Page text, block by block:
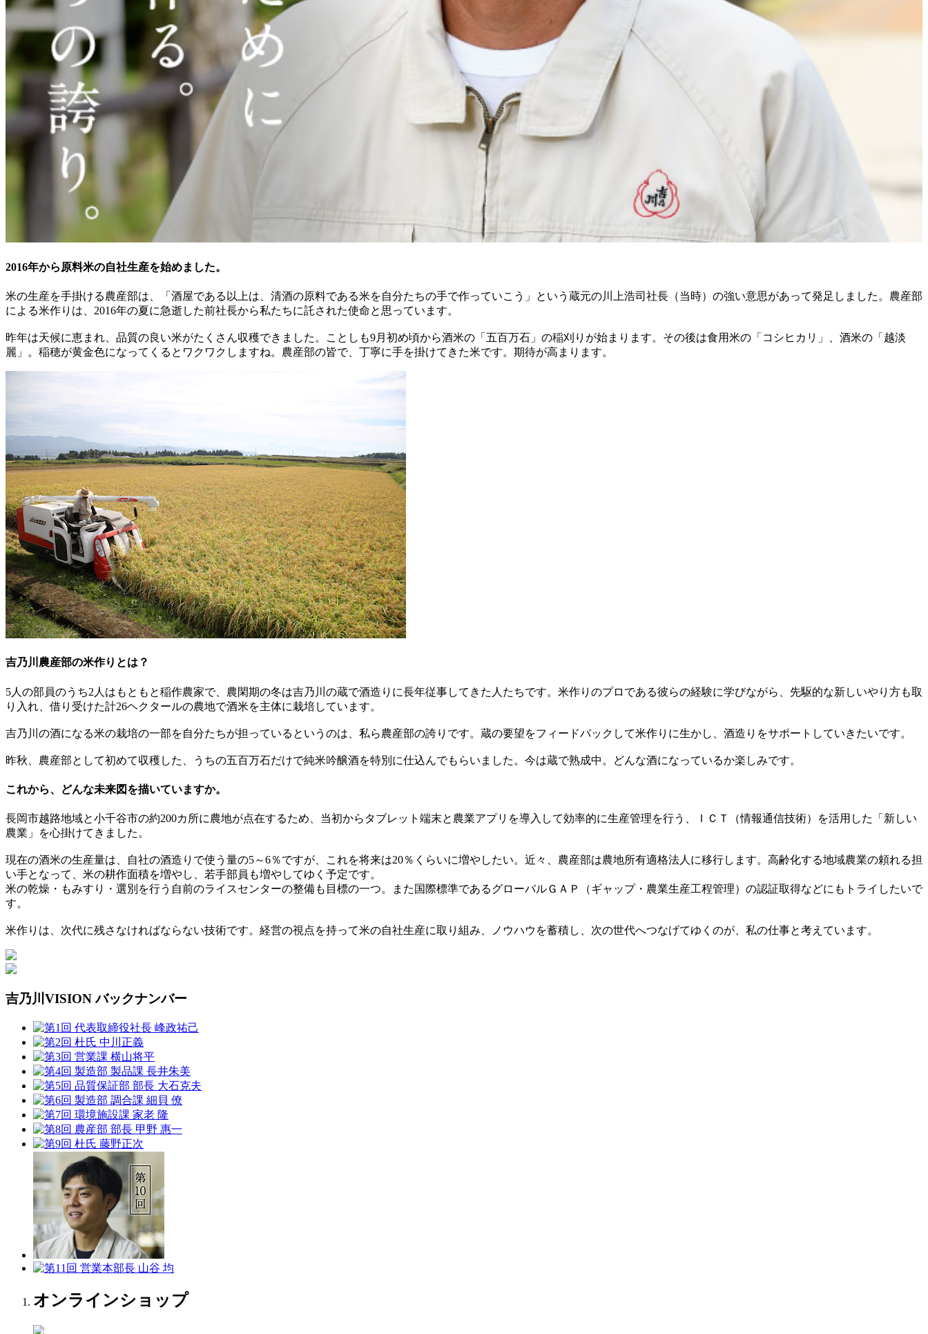
2016年から原料米の自社生産を始めました。
米の生産を手掛ける農産部は、「酒屋である以上は、清酒の原料である米を自分たちの手で作っていこう」という蔵元の川上浩司社長（当時）の強い意思があって発足しました。農産部
による米作りは、2016年の夏に急逝した前社長から私たちに託された使命と思っています。
昨年は天候に恵まれ、品質の良い米がたくさん収穫できました。ことしも9月初め頃から酒米の「五百万石」の稲刈りが始まります。その後は食用米の「コシヒカリ」、酒米の「越淡
麗」。稲穂が黄金色になってくるとワクワクしますね。農産部の皆で、丁寧に手を掛けてきた米です。期待が高まります。
吉乃川農産部の米作りとは？
5人の部員のうち2人はもともと稲作農家で、農閑期の冬は吉乃川の蔵で酒造りに長年従事してきた人たちです。米作りのプロである彼らの経験に学びながら、先駆的な新しいやり方も取
り入れ、借り受けた計26ヘクタールの農地で酒米を主体に栽培しています。
吉乃川の酒になる米の栽培の一部を自分たちが担っているというのは、私ら農産部の誇りです。蔵の要望をフィードバックして米作りに生かし、酒造りをサポートしていきたいです。
昨秋、農産部として初めて収穫した、うちの五百万石だけで純米吟醸酒を特別に仕込んでもらいました。今は蔵で熟成中。どんな酒になっているか楽しみです。
これから、どんな未来図を描いていますか。
長岡市越路地域と小千谷市の約200カ所に農地が点在するため、当初からタブレット端末と農業アプリを導入して効率的に生産管理を行う、ＩＣＴ（情報通信技術）を活用した「新しい
農業」を心掛けてきました。
現在の酒米の生産量は、自社の酒造りで使う量の5～6％ですが、これを将来は20％くらいに増やしたい。近々、農産部は農地所有適格法人に移行します。高齢化する地域農業の頼れる担
い手となって、米の耕作面積を増やし、若手部員も増やしてゆく予定です。
米の乾燥・もみすり・選別を行う自前のライスセンターの整備も目標の一つ。また国際標準であるグローバルＧＡＰ（ギャップ・農業生産工程管理）の認証取得などにもトライしたいで
す。
米作りは、次代に残さなければならない技術です。経営の視点を持って米の自社生産に取り組み、ノウハウを蓄積し、次の世代へつなげてゆくのが、私の仕事と考えています。
吉乃川VISION バックナンバー
オンラインショップ